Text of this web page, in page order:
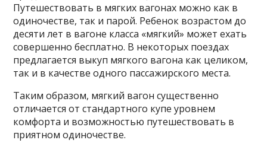
Путешествовать в мягких вагонах можно как в
одиночестве, так и парой. Ребенок возрастом до
десяти лет в вагоне класса «мягкий» может ехать
совершенно бесплатно. В некоторых поездах
предлагается выкуп мягкого вагона как целиком,
так и в качестве одного пассажирского места.
Таким образом, мягкий вагон существенно
отличается от стандартного купе уровнем
комфорта и возможностью путешествовать в
приятном одиночестве.